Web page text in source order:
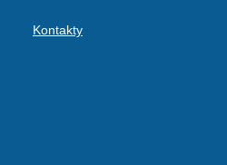
Kontakty